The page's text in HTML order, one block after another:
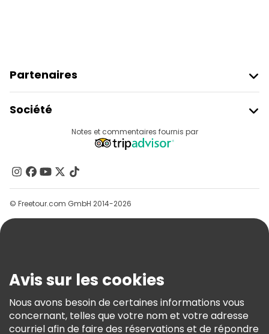
Partenaires
Connexion Du Fournisseur
Programme D’affiliation
Société
Contactez-Nous
Groupes
Aide
Conditions Générales Et Mentions Légales
Politique En Matière De Cookies
Freetour Prix
Notes et commentaires fournis par
© Freetour.com GmbH 2014-2026
Avis sur les cookies
Nous avons besoin de certaines informations vous
concernant, telles que votre nom et votre adresse
courriel afin de faire des réservations et de répondre